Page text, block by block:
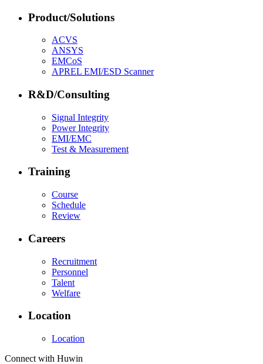
Product/Solutions
ACVS
ANSYS
EMCoS
APREL EMI/ESD Scanner
R&D/Consulting
Signal Integrity
Power Integrity
EMI/EMC
Test & Measurement
Training
Course
Schedule
Review
Careers
Recruitment
Personnel
Talent
Welfare
Location
Location
Connect with Huwin